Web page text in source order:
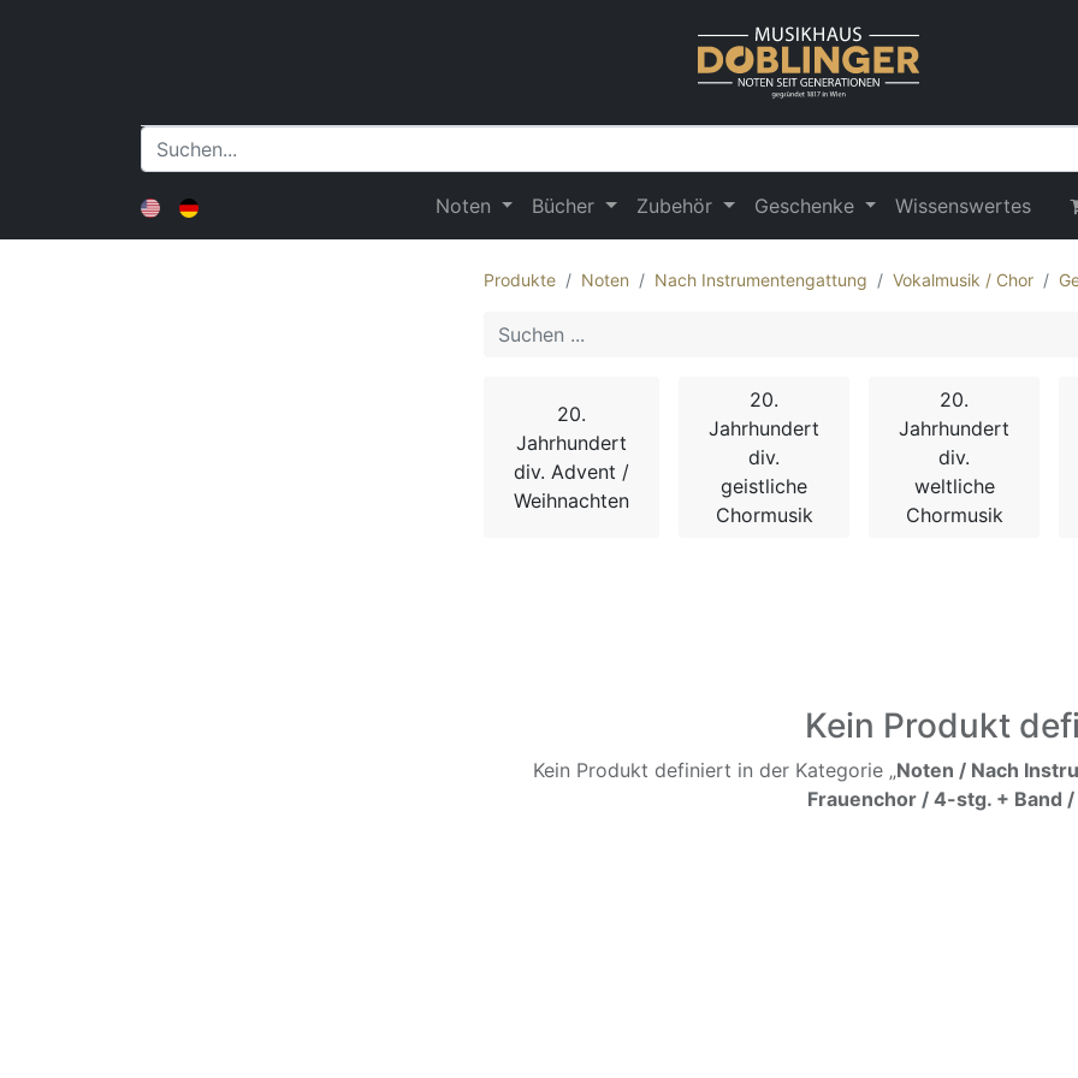
Noten Bücher Zubehör Geschenke Wissenswertes
Produkte Noten Nach Instrumentengattung Vokalmusik / Chor
20.
Jahrhundert
div. Advent /
Weihnachten
20.
Jahrhundert
div.
geistliche
Chormusik
20.
Jahrhundert
div.
weltliche
Chormusik
Kein Produkt
Kein Produkt definiert in der Kategorie „Noten / Nach
Frauenchor / 4-stg. + Band